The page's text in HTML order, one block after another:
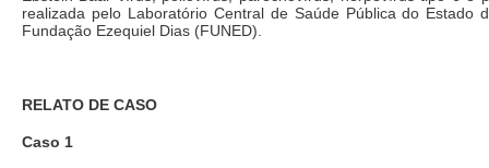
realizada pelo Laboratório Central de Saúde Pública do Estado
Fundação Ezequiel Dias (FUNED).
RELATO DE CASO
Caso 1